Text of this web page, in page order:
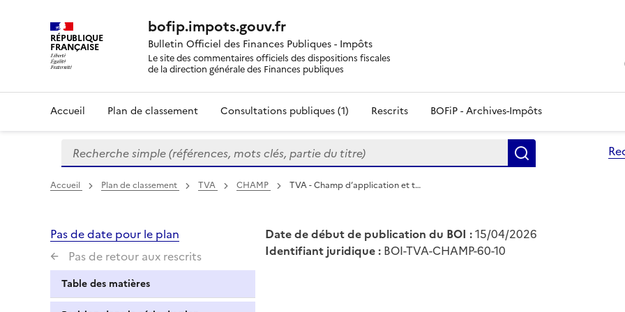
RÉPUBLIQUE
FRANÇAISE
bofip.impots.gouv.fr
Bulletin Officiel des Finances Publiques - Impôts
Le site des commentaires officiels des dispositions fiscales
de la direction générale des Finances publiques
Accueil Plan de classement Consultations publiques (1) Rescrits BOFiP - Archives-Impôts
Formulaire
de
recherche
Recherche simple (références, mots clés, partie du titre)
Accueil Plan de classement TVA CHAMP TVA - Champ d’application et t…
Pas de date pour le plan
Pas de retour aux rescrits
Table des matières
Date de début de publication du BOI :15/04/2026
Identifiant juridique : BOI-TVA-CHAMP-60-10